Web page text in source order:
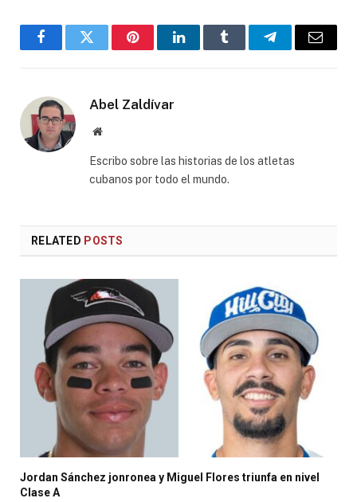
FacebookTwitter PinterestLinkedInTumblr TelegramEmail
Abel Zaldívar
Website
Escribo sobre las historias de los atletas
cubanos por todo el mundo.
RELATED POSTS
Jordan Sánchez jonronea y Miguel Flores triunfa en nivel
Clase A